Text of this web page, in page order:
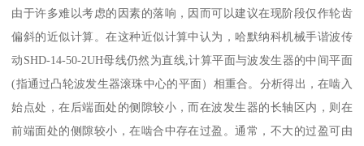
由于许多难以考虑的因素的落响，因而可以建议在现阶段仅作轮齿
偏斜的近似计算。在这种近似计算中认为，哈默纳科机械手谐波传
动SHD-14-50-2UH母线仍然为直线,计算平面与波发生器的中间平面
(指通过凸轮波发生器滚珠中心的平面）相重合。分析得出，在啮入
始点处，在后端面处的侧隙较小，而在波发生器的长轴区内，则在
前端面处的侧隙较小，在啮合中存在过盈。通常，不大的过盈可由